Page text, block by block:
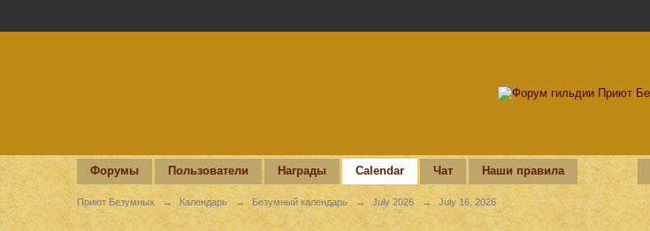
Форумы Пользователи Награды Calendar Чат Наши правила
Приют Безумных → Календарь → Безумный календарь → July 2026 → July 16, 2026